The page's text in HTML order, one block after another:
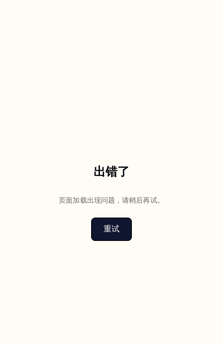
出错了
页面加载出现问题，请稍后再试。
重试